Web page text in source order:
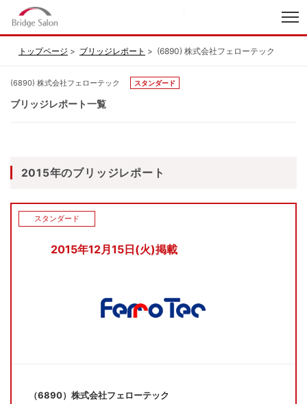
トップページ ブリッジレポート (6890) 株式会社フェローテック
(6890) 株式会社フェローテック スタンダード
ブリッジレポート一覧
2015年のブリッジレポート
2015年12月15日(火)掲載
スタンダード
（6890）株式会社フェローテック